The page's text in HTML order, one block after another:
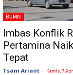
BUMN
Imbas Konflik
Pertamina
Tepat
Tsani Ariant - Kamis, 7